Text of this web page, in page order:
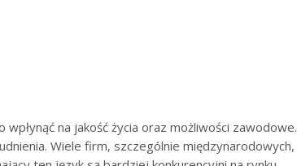
na jakość życia oraz możliwości zawodowe.
Wiele firm, szczególnie międzynarodowych,